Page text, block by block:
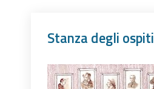
Stanza degli ospiti